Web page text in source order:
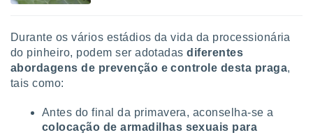
Durante os vários estádios da vida da processionária
do pinheiro, podem ser adotadasdiferentes
abordagens de prevenção e controle desta praga,
tais como:
Antes do final da primavera, aconselha-se a
colocação de armadilhas sexuais para